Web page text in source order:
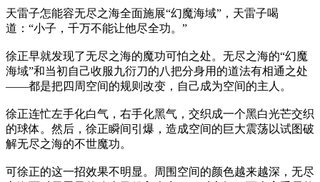
天雷子怎能容无尽之海全面施展“幻魔海域”，天雷子喝
道：“小子，千万不能让他尽全功。”
徐正早就发现了无尽之海的魔功可怕之处。无尽之海的“幻魔
海域”和当初自己收服九衍刀的八把分身用的道法有相通之处
——都是把四周空间的规则改变，自己成为空间的主人。
徐正连忙左手化白气，右手化黑气，交织成一个黑白光芒交织
的球体。然后，徐正瞬间引爆，造成空间的巨大震荡以试图破
解无尽之海的不世魔功。
可徐正的这一招效果不明显。周围空间的颜色越来越深，无尽